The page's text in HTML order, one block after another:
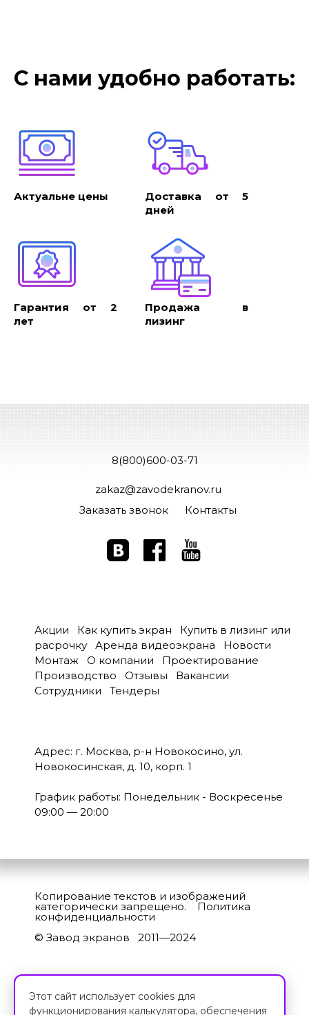
С нами удобно работать:
Актуальне цены
Доставка от 5
дней
Гарантия от 2
лет
Продажа в
лизинг
8(800)600-03-71
zakaz@zavodekranov.ru
Заказать звонок
Контакты
Акции Как купить экран
Купить в лизинг или
расрочку
Аренда видеоэкрана
Новости
Монтаж
О компании
Проектирование
Производство
Отзывы
Вакансии
Сотрудники
Тендеры
Адрес: г. Москва, р-н Новокосино, ул.
Новокосинская, д. 10, корп. 1
График работы: Понедельник - Воскресенье
09:00 — 20:00
Копирование текстов и изображений
категорически запрещено.Политика
конфиденциальности
© Завод экранов 2011—2024
Этот сайт использует cookies для
функционирования калькулятора, обеспечения